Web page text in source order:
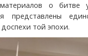
материалов о
представлены
той эпохи.